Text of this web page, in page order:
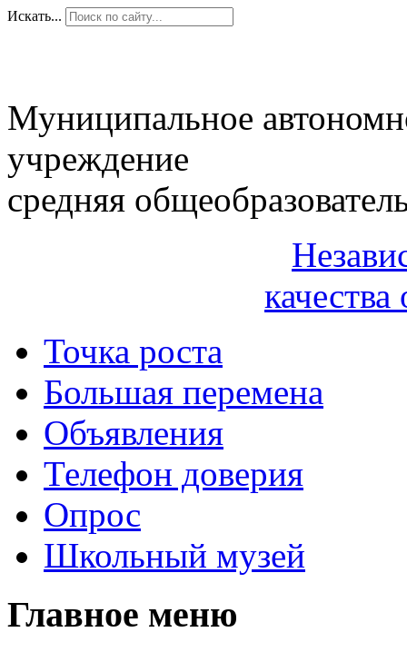
Искать...
Муниципальное
учреждение
средняя
качества
Точка роста
Большая перемена
Объявления
Телефон доверия
Опрос
Школьный музей
Главное меню